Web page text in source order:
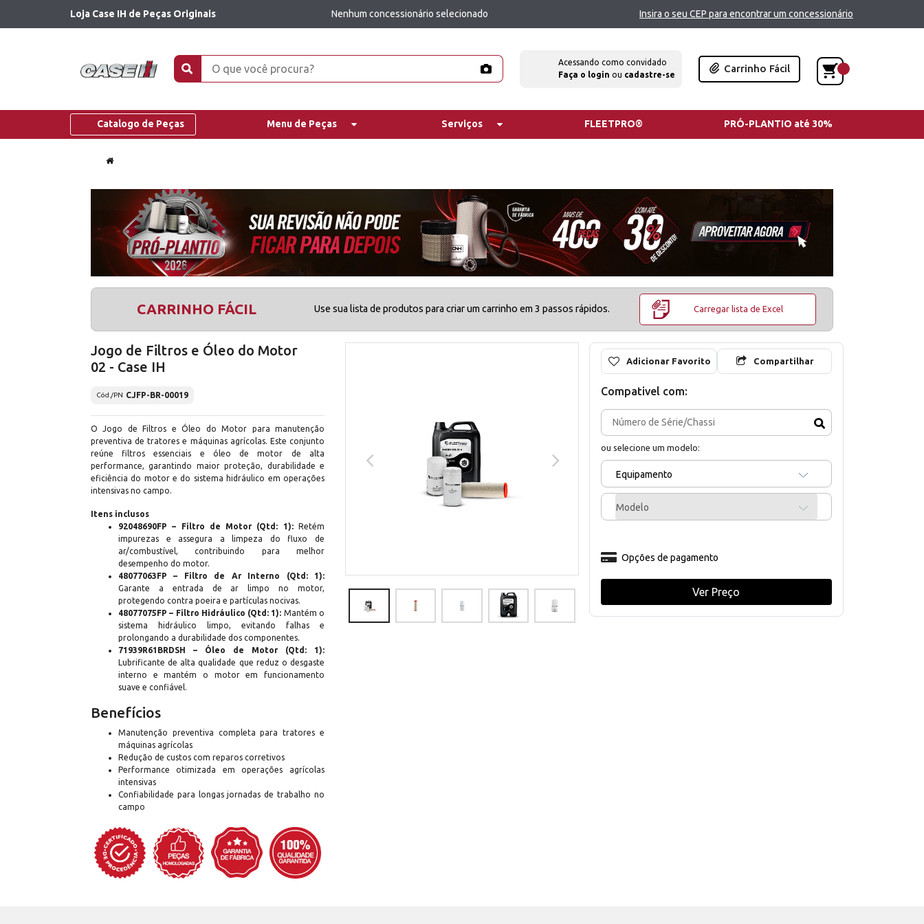
Loja Case IH de Peças Originais Nenhum concessionário selecionado Insira o seu CEP para encontrar um concessionário
Acessando como convidado
Faça o login ou cadastre-se
Carrinho Fácil
Catalogo de Peças Menu de Peças Serviços FLEETPRO® PRÓ-PLANTIO até 30%
CARRINHO FÁCIL Use sua lista de produtos para criar um carrinho em 3 passos rápidos. Carregar lista de Excel
Jogo de Filtros e Óleo do Motor
02 - Case IH
Cód./PN CJFP-BR-00019
O Jogo de Filtros e Óleo do Motor para manutenção
preventiva de tratores e máquinas agrícolas. Este conjunto
reúne filtros essenciais e óleo de motor de alta
performance, garantindo maior proteção, durabilidade e
eficiência do motor e do sistema hidráulico em operações
intensivas no campo.
Itens inclusos
92048690FP – Filtro de Motor (Qtd: 1):Retém
impurezas e assegura a limpeza do fluxo de
ar/combustível, contribuindo para melhor
desempenho do motor.
48077063FP – Filtro de Ar Interno (Qtd: 1):
Garante a entrada de ar limpo no motor,
protegendo contra poeira e partículas nocivas.
48077075FP – Filtro Hidráulico (Qtd: 1): Mantém o
sistema hidráulico limpo, evitando falhas e
prolongando a durabilidade dos componentes.
71939R61BRDSH – Óleo de Motor (Qtd: 1):
Lubrificante de alta qualidade que reduz o desgaste
interno e mantém o motor em funcionamento
suave e confiável.
Benefícios
Manutenção preventiva completa para tratores e
máquinas agrícolas
Redução de custos com reparos corretivos
Performance otimizada em operações agrícolas
intensivas
Confiabilidade para longas jornadas de trabalho no
campo
Adicionar Favorito Compartilhar
Compativel com:
ou selecione um modelo:
Equipamento
Modelo
Opções de pagamento
Ver Preço